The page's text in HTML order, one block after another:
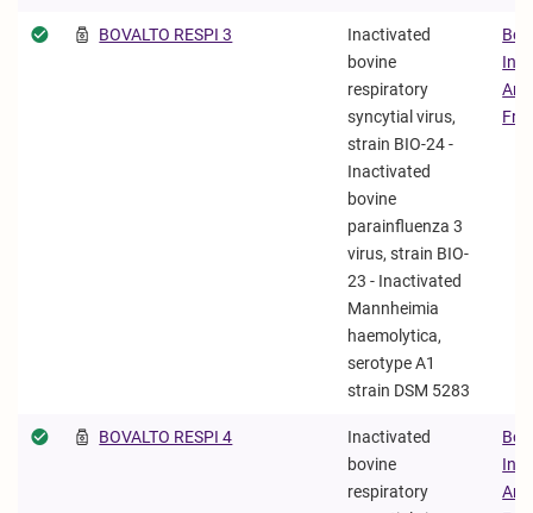
BOVALTO RESPI 3
Inactivated
bovine
respiratory
syncytial virus,
strain BIO-24 -
Inactivated
bovine
parainfluenza 3
virus, strain BIO-
23 - Inactivated
Mannheimia
haemolytica,
serotype A1
strain DSM 5283
BOVALTO RESPI 4
Inactivated
bovine
respiratory